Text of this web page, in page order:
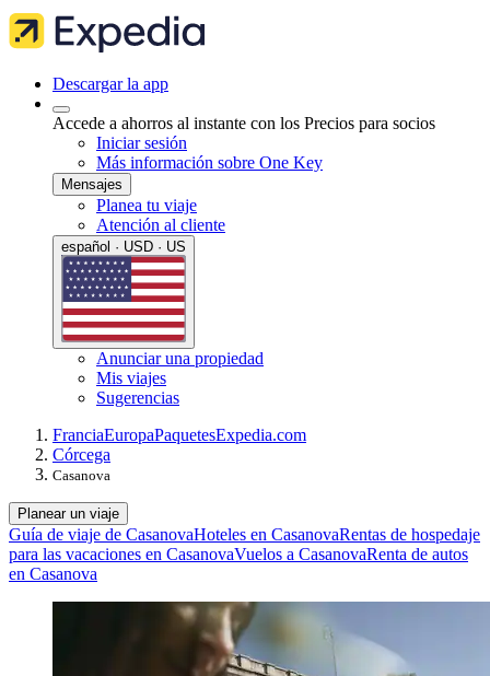
Descargar la app
Accede a ahorros al instante con los Precios para socios
Iniciar sesión
Más información sobre One Key
Mensajes
Planea tu viaje
Atención al cliente
español · USD · US
Anunciar una propiedad
Mis viajes
Sugerencias
FranciaEuropaPaquetesExpedia.com
Córcega
Casanova
Planear un viaje
Guía de viaje de CasanovaHoteles en CasanovaRentas de hospedaje
para las vacaciones en CasanovaVuelos a CasanovaRenta de autos
en Casanova